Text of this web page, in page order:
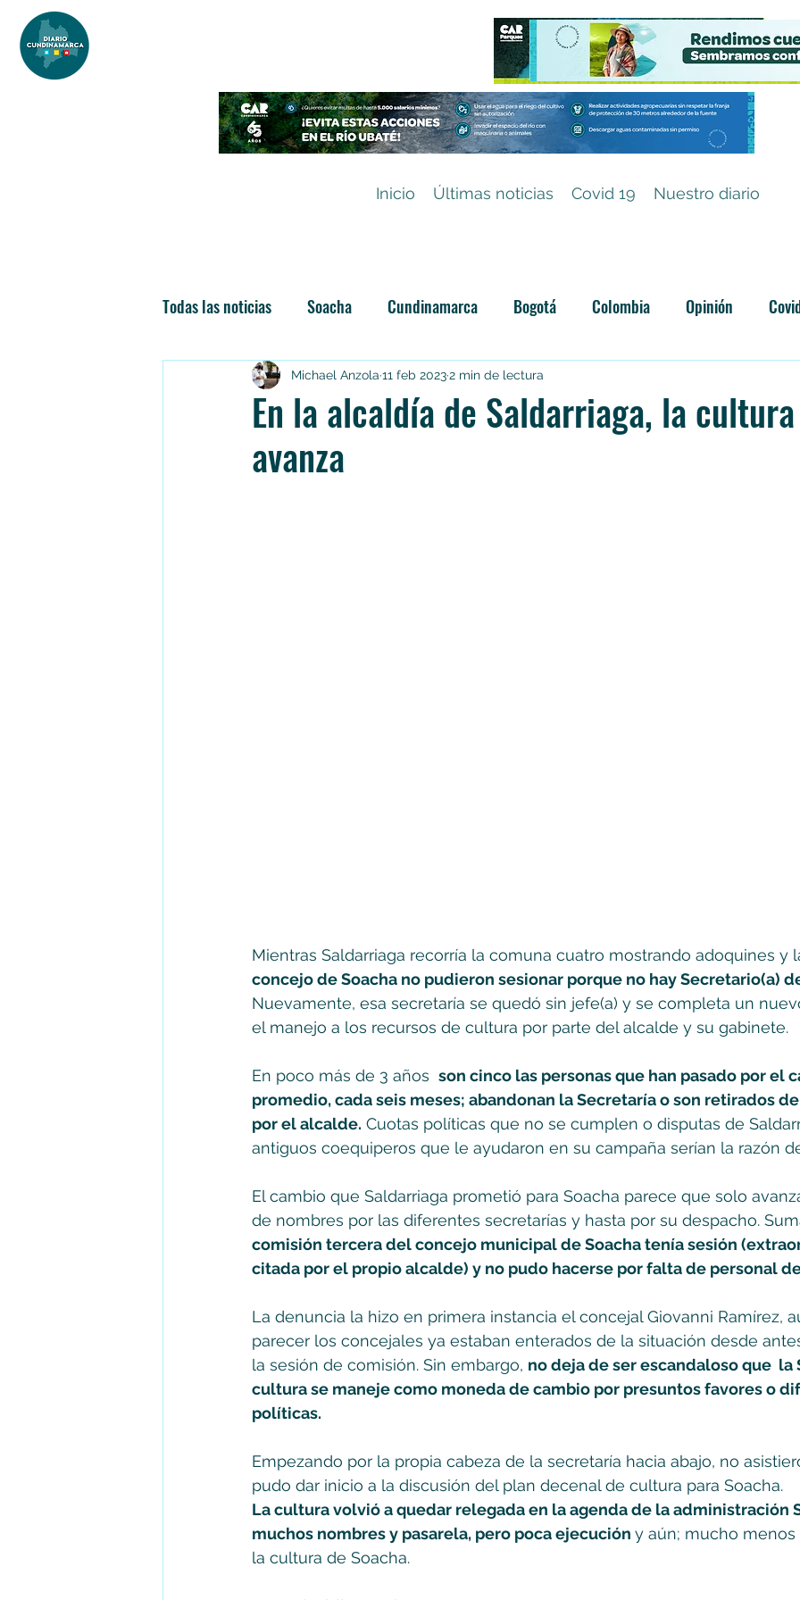
Inicio Últimas noticias Covid 19 Nuestro diario
Todas las noticias Soacha Cundinamarca Bogotá Colombia Opinión
Las nuevas soachunidades Categoría sin título
En la alcaldía de Saldarriaga, la
avanza
Michael Anzola 11 feb 20232 min de lectura
Mientras Saldarriaga recorría la comuna cuatro mostrando adoquines y
concejo de Soacha no pudieron sesionar porque no hay Secretario(a)
Nuevamente, esa secretaría se quedó sin jefe(a) y se completa un
el manejo a los recursos de cultura por parte del alcalde y su gabinete.
En poco más de 3 años son cinco las personas que han pasado por el
promedio, cada seis meses; abandonan la Secretaría o son retirados
por el alcalde. Cuotas políticas que no se cumplen o disputas de
antiguos coequiperos que le ayudaron en su campaña serían la razón
El cambio que Saldarriaga prometió para Soacha parece que solo
de nombres por las diferentes secretarías y hasta por su despacho.
comisión tercera del concejo municipal de Soacha tenía sesión
citada por el propio alcalde) y no pudo hacerse por falta de personal
La denuncia la hizo en primera instancia el concejal Giovanni Ramírez,
parecer los concejales ya estaban enterados de la situación desde
la sesión de comisión. Sin embargo, no deja de ser escandaloso que
cultura se maneje como moneda de cambio por presuntos favores o
políticas.
Empezando por la propia cabeza de la secretaría hacia abajo, no
pudo dar inicio a la discusión del plan decenal de cultura para Soacha.
La cultura volvió a quedar relegada en la agenda de la administración
muchos nombres y pasarela, pero poca ejecución y aún; mucho
la cultura de Soacha.